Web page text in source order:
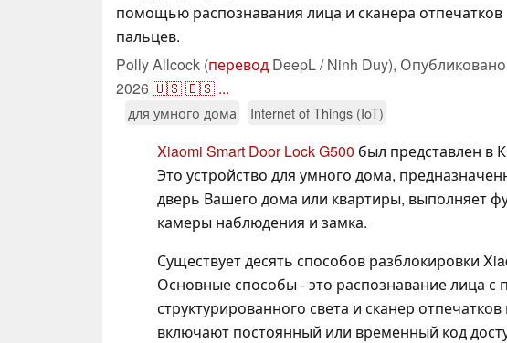
помощью распознавания лица и сканера отпечатков
пальцев.
Polly Allcock (перевод DeepL / Ninh Duy), Опубликовано
2026🇺🇸🇪🇸 ...
для умного дома Internet of Things (IoT)
Xiaomi Smart Door Lock G500 был представлен в
Это устройство для умного дома,
дверь Вашего дома или квартиры, выполняет
камеры наблюдения и замка.
Существует десять способов разблокировки
Основные способы - это распознавание лица
структурированного света и сканер
включают постоянный или временный код